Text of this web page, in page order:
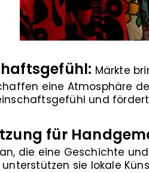
Märkte
eine Atmosphäre
und
für
die eine Geschichte
unterstützen sie lokale